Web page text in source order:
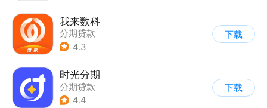
我来数科
分期贷款
4.3
下载
时光分期
分期贷款
4.4
下载